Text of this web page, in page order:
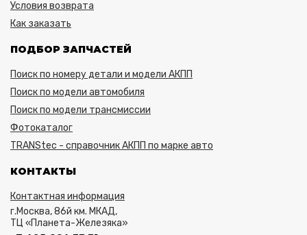
Условия возврата
Как заказать
ПОДБОР ЗАПЧАСТЕЙ
Поиск по номеру детали и модели АКПП
Поиск по модели автомобиля
Поиск по модели трансмиссии
Фотокаталог
TRANStec - справочник АКПП по марке авто
КОНТАКТЫ
Контактная информация
г.Москва, 86й км. МКАД,
ТЦ «Планета-Железяка»